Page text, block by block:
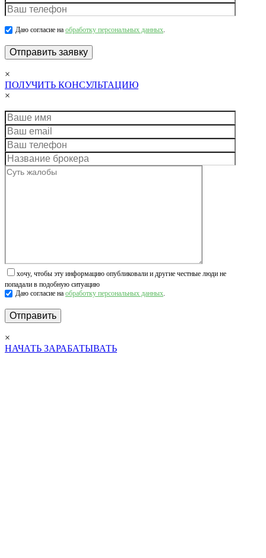
Даю согласие на обработку персональных данных.
×
ПОЛУЧИТЬ КОНСУЛЬТАЦИЮ
×
хочу, чтобы эту информацию опубликовали и другие честные люди не
попадали в подобную ситуацию
Даю согласие на обработку персональных данных.
×
НАЧАТЬ ЗАРАБАТЫВАТЬ